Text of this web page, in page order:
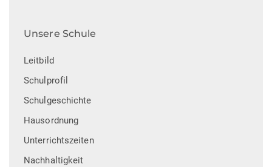
Unsere Schule
Leitbild
Schulprofil
Schulgeschichte
Hausordnung
Unterrichtszeiten
Nachhaltigkeit